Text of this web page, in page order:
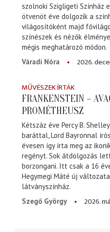
szolnoki Szigligeti Színház
ötvenöt éve dolgozik a
világosítóként majd
színészek és nézők
mégis meghatározó módon.
Váradi Nóra
2026.
MŰVÉSZEK ÍRTÁK
FRANKENSTEIN –
PROMÉTHEUSZ
Kétszáz éve Percy B.
baráttal, Lord Bayronnal
évesen így írta meg az
regényt. Sok átdolgozás
borzongani. Itt csak a 16
Hegymegi Máté új
látványszínház.
Szegő György
2026.